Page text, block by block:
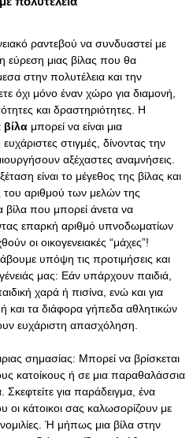
ραντεβού να συνδυαστεί με
εύρεση μιας βίλας που θα
στην πολυτέλεια και την
όχι μόνο έναν χώρο για διαμονή,
και δραστηριότητες. Η
βίλα μπορεί να είναι μια
στιγμές, δίνοντας την
αξέχαστες αναμνήσεις.
είναι το μέγεθος της βίλας και
αριθμού των μελών της
βίλα που μπορεί άνετα να
επαρκή αριθμό υπνοδωματίων
οι οικογενειακές “μάχες”!
υπόψη τις προτιμήσεις και
μας: Εάν υπάρχουν παιδιά,
χαρά ή πισίνα, ενώ και για
και τα διάφορα γήπεδα αθλητικών
ευχάριστη απασχόληση.
σημασίας: Μπορεί να βρίσκεται
κατοίκους ή σε μια παραθαλάσσια
για παράδειγμα, ένα
κάτοικοι σας καλωσορίζουν με
Ή μήπως μια βίλα στην